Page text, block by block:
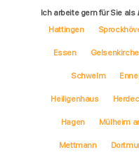
Ich arbeite gern für Sie als
Hattingen
Essen
Schwelm
Heiligenhaus
Hagen Mülheim
Mettmann